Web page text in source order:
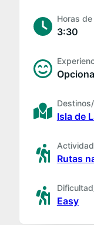
Horas
3:30
Isla de
Rutas
Easy